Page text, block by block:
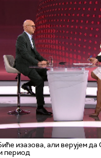
изазова, али верујем да
период